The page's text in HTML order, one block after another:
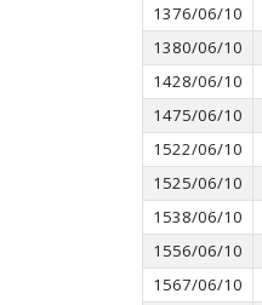
1376/06/10
1380/06/10
1428/06/10
1475/06/10
1522/06/10
1525/06/10
1538/06/10
1556/06/10
1567/06/10